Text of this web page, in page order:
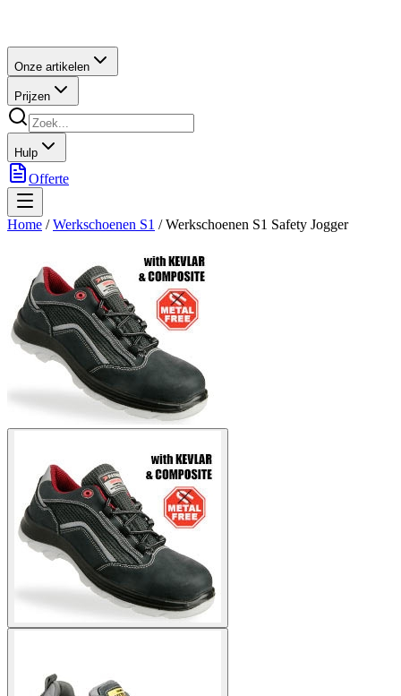
Onze artikelen
Prijzen
Hulp
Offerte
Home / Werkschoenen S1 /Werkschoenen S1 Safety Jogger